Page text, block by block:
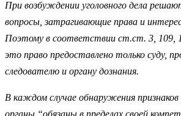
При возбуждении уголовного дела
вопросы, затрагивающие права и
Поэтому в соответствии ст.ст. 3,
это право предоставлено только суду,
следователю и органу дознания.
В каждом случае обнаружения
органы “обязаны в пределах своей